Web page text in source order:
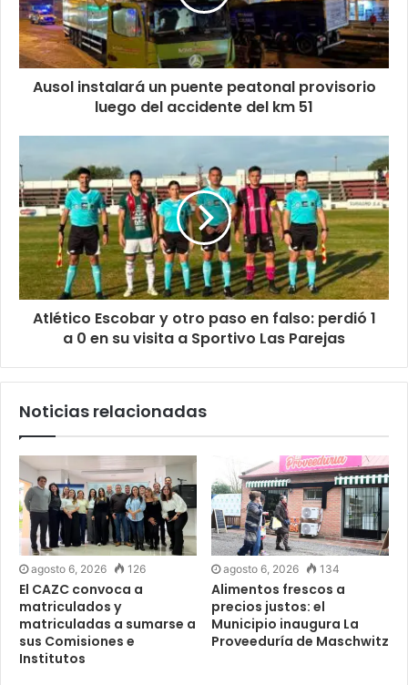
Ausol instalará un puente peatonal provisorio
luego del accidente del km 51
Atlético Escobar y otro paso en falso: perdió 1
a 0 en su visita a Sportivo Las Parejas
Noticias relacionadas
agosto 6, 2026 126
El CAZC convoca a
matriculados y
matriculadas a sumarse a
sus Comisiones e
Institutos
agosto 6, 2026 134
Alimentos frescos a
precios justos: el
Municipio inaugura La
Proveeduría de Maschwitz